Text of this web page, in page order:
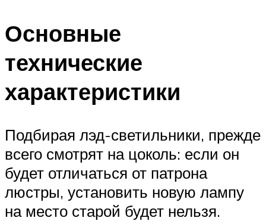
Основные
технические
характеристики
Подбирая лэд-светильники, прежде
всего смотрят на цоколь: если он
будет отличаться от патрона
люстры, установить новую лампу
на место старой будет нельзя.